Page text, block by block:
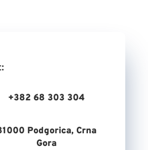
+382 68 303 304
Podgorica, Crna
Gora